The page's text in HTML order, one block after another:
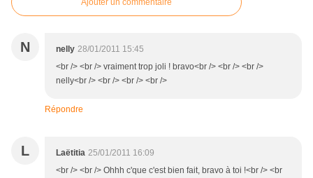
Ajouter un commentaire
N nelly 28/01/2011 15:45
<br /> <br /> vraiment trop joli ! bravo<br /> <br /> <br />
nelly<br /> <br /> <br /> <br />
Répondre
L Laëtitia 25/01/2011 16:09
<br /> <br /> Ohhh c'que c'est bien fait, bravo à toi !<br /> <br